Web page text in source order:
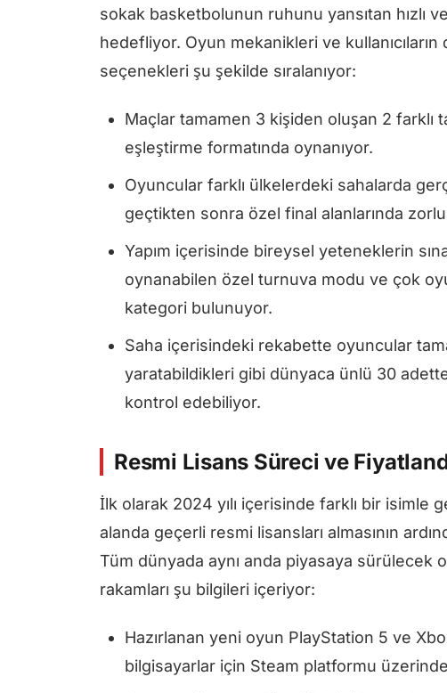
sokak basketbolunun ruhunu yansıtan hızlı
hedefliyor. Oyun mekanikleri ve
seçenekleri şu şekilde sıralanıyor:
Maçlar tamamen 3 kişiden oluşan 2 farklı
eşleştirme formatında oynanıyor.
Oyuncular farklı ülkelerdeki sahalarda
geçtikten sonra özel final alanlarında
Yapım içerisinde bireysel yeteneklerin
oynanabilen özel turnuva modu ve çok
kategori bulunuyor.
Saha içerisindeki rekabette oyuncular
yaratabildikleri gibi dünyaca ünlü 30
kontrol edebiliyor.
Resmi Lisans Süreci ve
İlk olarak 2024 yılı içerisinde farklı bir isimle
alanda geçerli resmi lisansları almasının
Tüm dünyada aynı anda piyasaya sürülecek
rakamları şu bilgileri içeriyor:
Hazırlanan yeni oyun PlayStation 5 ve
bilgisayarlar için Steam platformu